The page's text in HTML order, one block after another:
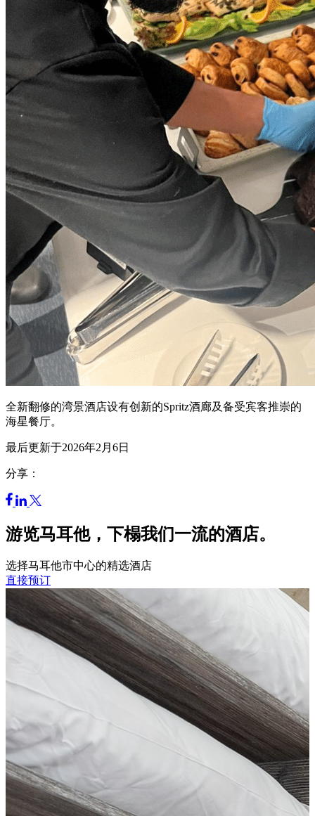
全新翻修的湾景酒店设有创新的Spritz酒廊及备受宾客推崇的
海星餐厅。
最后更新于2026年2月6日
分享：
游览马耳他，下榻我们一流的酒店。
选择马耳他市中心的精选酒店
直接预订